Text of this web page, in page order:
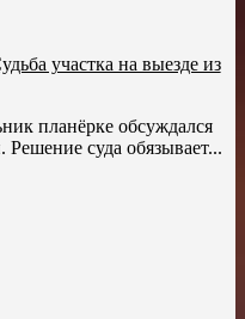
участка на выезде из
планёрке обсуждался
Решение суда обязывает...